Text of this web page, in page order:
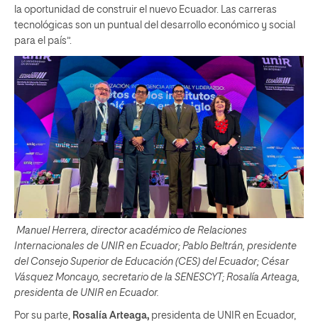
la oportunidad de construir el nuevo Ecuador. Las carreras
tecnológicas son un puntual del desarrollo económico y social
para el país”.
Manuel Herrera, director académico de Relaciones
Internacionales de UNIR en Ecuador; Pablo Beltrán, presidente
del Consejo Superior de Educación (CES) del Ecuador; César
Vásquez Moncayo, secretario de la SENESCYT; Rosalía Arteaga,
presidenta de UNIR en Ecuador.
Por su parte, Rosalía Arteaga, presidenta de UNIR en Ecuador,